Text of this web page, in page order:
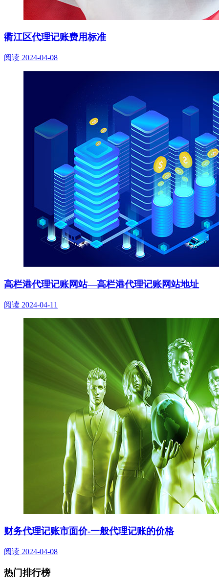
衢江区代理记账费用标准
阅读 2024-04-08
高栏港代理记账网站—高栏港代理记账网站地址
阅读 2024-04-11
财务代理记账市面价-一般代理记账的价格
阅读 2024-04-08
热门排行榜